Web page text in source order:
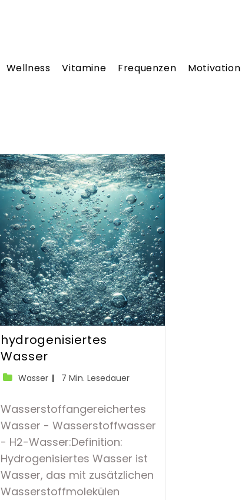
Wellness Vitamine Frequenzen Motivation
hydrogenisiertes
Wasser
Beitrags-
Wasser Lesedauer:
7 Min. Lesedauer
Wasserstoffangereichertes
Wasser - Wasserstoffwasser
- H2-Wasser:Definition:
Hydrogenisiertes Wasser ist
Wasser, das mit zusätzlichen
Wasserstoffmolekülen